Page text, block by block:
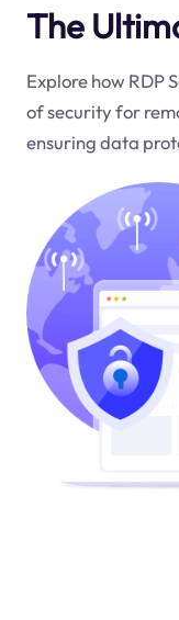
The
Explore how RDP
of security for
ensuring data